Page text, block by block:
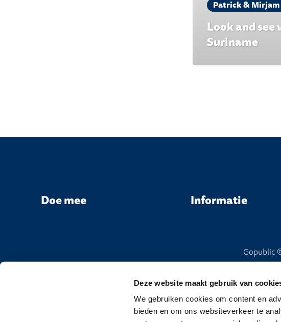
Deze website maakt gebruik van
We gebruiken cookies om content en
bieden en om ons websiteverkeer te
Patrick &
Look and see
Suriname
Doe mee Informatie
Gopublic